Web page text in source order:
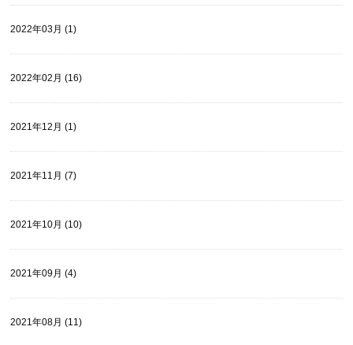
2022年03月 (1)
2022年02月 (16)
2021年12月 (1)
2021年11月 (7)
2021年10月 (10)
2021年09月 (4)
2021年08月 (11)